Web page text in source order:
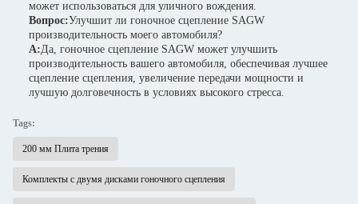
может использоваться для уличного вождения.
Вопрос:Улучшит ли гоночное сцепление SAGW
производительность моего автомобиля?
А:Да, гоночное сцепление SAGW может улучшить
производительность вашего автомобиля, обеспечивая лучшее
сцепление сцепления, увеличение передачи мощности и
лучшую долговечность в условиях высокого стресса.
Tags:
200 мм Плита трения
Комплекты с двумя дисками гоночного сцепления